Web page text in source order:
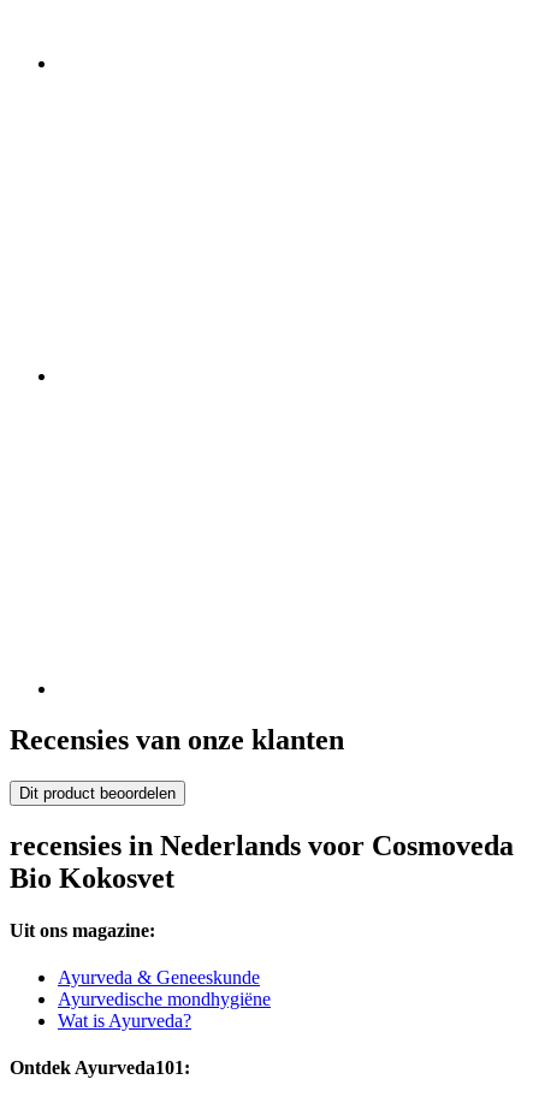
Recensies van onze klanten
Dit product beoordelen
recensies in Nederlands voor Cosmoveda
Bio Kokosvet
Uit ons magazine:
Ayurveda & Geneeskunde
Ayurvedische mondhygiëne
Wat is Ayurveda?
Ontdek Ayurveda101: